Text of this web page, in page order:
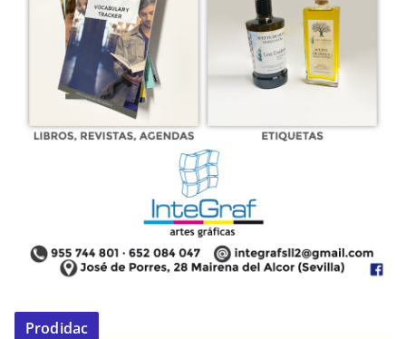
Prodidac